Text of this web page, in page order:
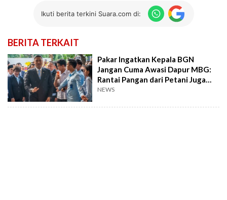
Ikuti berita terkini Suara.com di:
BERITA TERKAIT
Pakar Ingatkan Kepala BGN
Jangan Cuma Awasi Dapur MBG:
Rantai Pangan dari Petani Juga
Harus Dijaga
NEWS